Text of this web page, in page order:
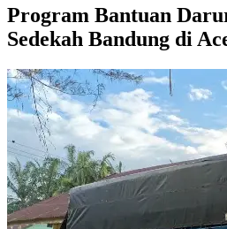
Program Bantuan
Sedekah Bandung di